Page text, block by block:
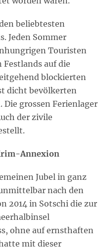
beliebtesten
Jeden Sommer
Touristen
Festlands auf die
blockierten
dicht bevölkerten
grossen Ferienlager
der zivile
Annexion
Jubel in ganz
nach den
2014 in Sotschi die zur
ohne auf ernsthaften
mit dieser